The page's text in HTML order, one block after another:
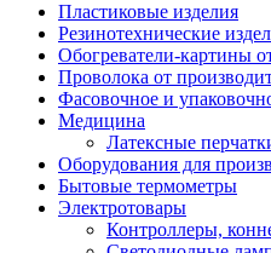
Пластиковые изделия
Резинотехнические
Обогреватели-картины
Проволока от
Фасовочное и
Медицина
Латексные
Оборудования для
Бытовые термометры
Электротовары
Контроллеры,